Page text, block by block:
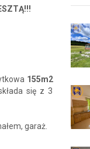
155m2
się z 3
garaż.